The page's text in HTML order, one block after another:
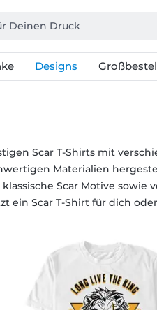
Designs
Scar T-Shirts mit
Materialien
Scar Motive
ein Scar T-Shirt für dich